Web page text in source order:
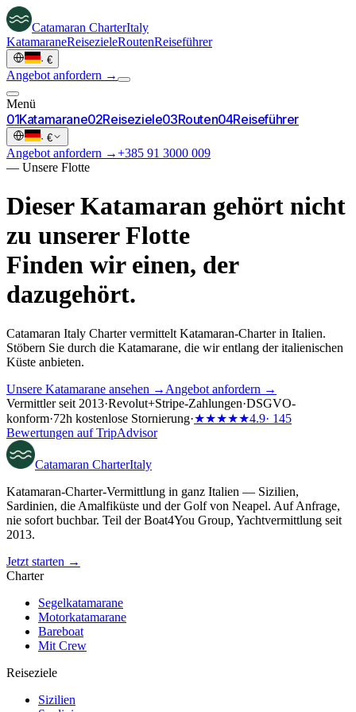
Catamaran CharterItaly
KatamaraneReisezieleRoutenReiseführer
· €
Angebot anfordern →
Menü
01Katamarane02Reiseziele03Routen04Reiseführer
· €
Angebot anfordern →+385 91 3000 009
— Unsere Flotte
Dieser Katamaran gehört nicht
zu unserer Flotte
Finden wir einen, der
dazugehört.
Catamaran Italy Charter vermittelt Katamaran-Charter in Italien.
Stöbern Sie durch die Katamarane, die wir entlang der italienischen
Küste anbieten.
Unsere Katamarane ansehen → Angebot anfordern →
Vermittler seit 2013·Revolut+Stripe-Zahlungen·DSGVO-
konform·72h kostenlose Stornierung·★★★★★4.9· 145
Bewertungen auf TripAdvisor
Catamaran CharterItaly
Katamaran-Charter-Vermittlung in ganz Italien — Sizilien,
Sardinien, die Amalfiküste und der Golf von Neapel. Auf Anfrage,
nie sofort buchbar. Teil der Boat4You Group, Yachtvermittlung seit
2013.
Jetzt starten →
Charter
Segelkatamarane
Motorkatamarane
Bareboat
Mit Crew
Reiseziele
Sizilien